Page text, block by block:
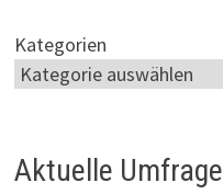
Kategorien
Aktuelle Umfrage